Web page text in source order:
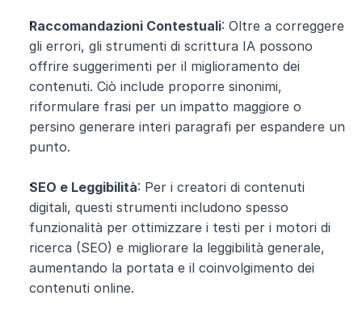
Raccomandazioni Contestuali: Oltre a correggere
gli errori, gli strumenti di scrittura IA possono
offrire suggerimenti per il miglioramento dei
contenuti. Ciò include proporre sinonimi,
riformulare frasi per un impatto maggiore o
persino generare interi paragrafi per espandere un
punto.
SEO e Leggibilità: Per i creatori di contenuti
digitali, questi strumenti includono spesso
funzionalità per ottimizzare i testi per i motori di
ricerca (SEO) e migliorare la leggibilità generale,
aumentando la portata e il coinvolgimento dei
contenuti online.